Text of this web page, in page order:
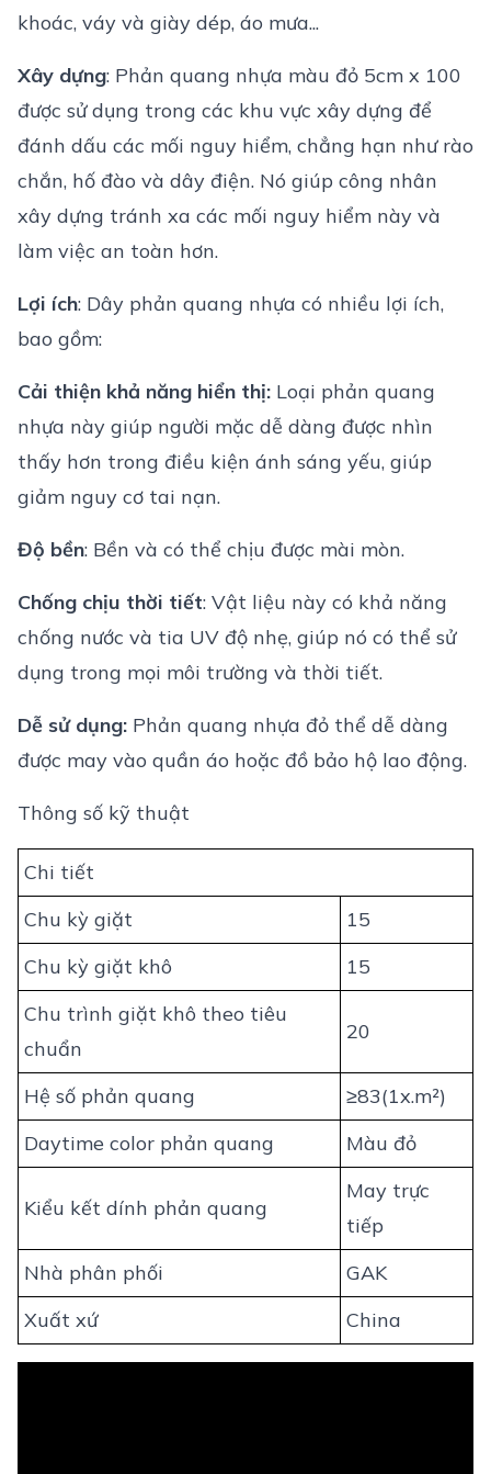
khoác, váy và giày dép, áo mưa...
Xây dựng: Phản quang nhựa màu đỏ 5cm x 100
được sử dụng trong các khu vực xây dựng để
đánh dấu các mối nguy hiểm, chẳng hạn như rào
chắn, hố đào và dây điện. Nó giúp công nhân
xây dựng tránh xa các mối nguy hiểm này và
làm việc an toàn hơn.
Lợi ích: Dây phản quang nhựa có nhiều lợi ích,
bao gồm:
Cải thiện khả năng hiển thị: Loại phản quang
nhựa này giúp người mặc dễ dàng được nhìn
thấy hơn trong điều kiện ánh sáng yếu, giúp
giảm nguy cơ tai nạn.
Độ bền: Bền và có thể chịu được mài mòn.
Chống chịu thời tiết: Vật liệu này có khả năng
chống nước và tia UV độ nhẹ, giúp nó có thể sử
dụng trong mọi môi trường và thời tiết.
Dễ sử dụng: Phản quang nhựa đỏ thể dễ dàng
được may vào quần áo hoặc đồ bảo hộ lao động.
Thông số kỹ thuật
Chi tiết
Chu kỳ giặt
15
Chu kỳ giặt khô
15
Chu trình giặt khô theo tiêu
chuẩn
20
Hệ số phản quang
≥83(1x.m²)
Daytime color phản quang
Màu đỏ
Kiểu kết dính phản quang
May trực
tiếp
Nhà phân phối
GAK
Xuất xứ
China